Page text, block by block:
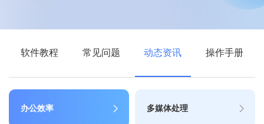
软件教程 常见问题 动态资讯 操作手册
办公效率 多媒体处理